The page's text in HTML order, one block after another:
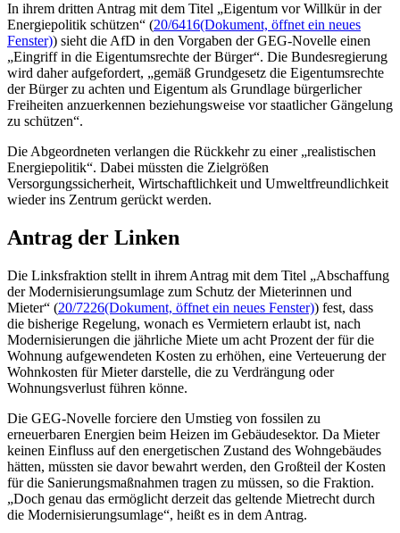
In ihrem dritten Antrag mit dem Titel „Eigentum vor Willkür in der
Energiepolitik schützen“ (20/6416(Dokument, öffnet ein neues
Fenster)) sieht die AfD in den Vorgaben der GEG-Novelle einen
„Eingriff in die Eigentumsrechte der Bürger“. Die Bundesregierung
wird daher aufgefordert, „gemäß Grundgesetz die Eigentumsrechte
der Bürger zu achten und Eigentum als Grundlage bürgerlicher
Freiheiten anzuerkennen beziehungsweise vor staatlicher Gängelung
zu schützen“.
Die Abgeordneten verlangen die Rückkehr zu einer „realistischen
Energiepolitik“. Dabei müssten die Zielgrößen
Versorgungssicherheit, Wirtschaftlichkeit und Umweltfreundlichkeit
wieder ins Zentrum gerückt werden.
Antrag der Linken
Die Linksfraktion stellt in ihrem Antrag mit dem Titel „Abschaffung
der Modernisierungsumlage zum Schutz der Mieterinnen und
Mieter“ (20/7226(Dokument, öffnet ein neues Fenster)) fest, dass
die bisherige Regelung, wonach es Vermietern erlaubt ist, nach
Modernisierungen die jährliche Miete um acht Prozent der für die
Wohnung aufgewendeten Kosten zu erhöhen, eine Verteuerung der
Wohnkosten für Mieter darstelle, die zu Verdrängung oder
Wohnungsverlust führen könne.
Die GEG-Novelle forciere den Umstieg von fossilen zu
erneuerbaren Energien beim Heizen im Gebäudesektor. Da Mieter
keinen Einfluss auf den energetischen Zustand des Wohngebäudes
hätten, müssten sie davor bewahrt werden, den Großteil der Kosten
für die Sanierungsmaßnahmen tragen zu müssen, so die Fraktion.
„Doch genau das ermöglicht derzeit das geltende Mietrecht durch
die Modernisierungsumlage“, heißt es in dem Antrag.